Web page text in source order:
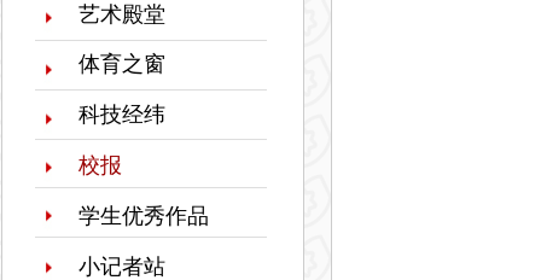
艺术殿堂
体育之窗
科技经纬
校报
学生优秀作品
小记者站